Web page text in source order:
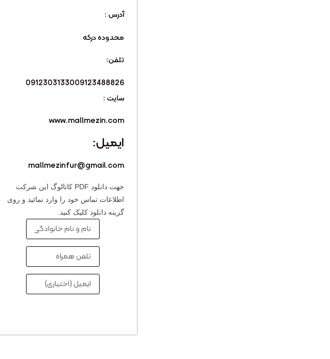
آدرس :
محدوده درکه
تلفن:
0912303133009123488826
سایت :
www.mallmezin.com
ایمیل:
mallmezinfur@gmail.com
جهت دانلود PDF کاتالوگ این شرکت
اطلاعات تماس خود را وارد نمائید و روی
گزینه دانلود کلیک کنید.